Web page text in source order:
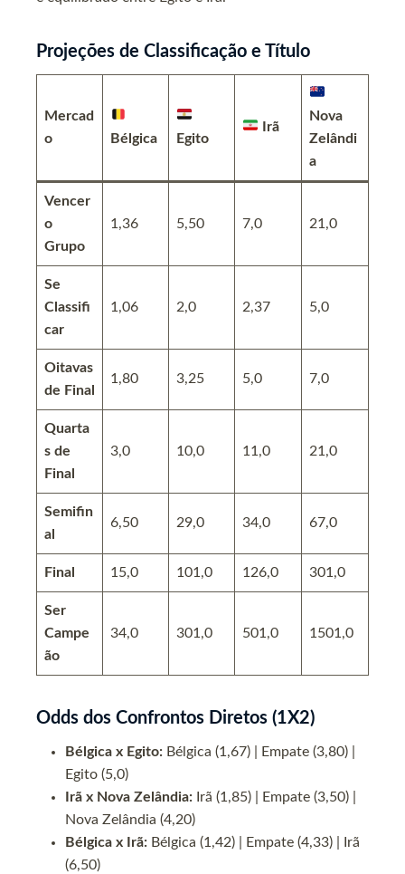
Projeções de Classificação e Título
Mercad
o
Bélgica Egito
Irã
Nova
Zelândi
a
Vencer
o
Grupo
1,36 5,50 7,0 21,0
Se
Classifi
car
1,06 2,0 2,37 5,0
Oitavas
de Final
1,80 3,25 5,0 7,0
Quarta
s de
Final
3,0 10,0 11,0 21,0
Semifin
al
6,50 29,0 34,0 67,0
Final 15,0 101,0 126,0 301,0
Ser
Campe
ão
34,0 301,0 501,0 1501,0
Odds dos Confrontos Diretos (1X2)
Bélgica x Egito: Bélgica (1,67) | Empate (3,80) |
Egito (5,0)
Irã x Nova Zelândia: Irã (1,85) | Empate (3,50) |
Nova Zelândia (4,20)
Bélgica x Irã: Bélgica (1,42) | Empate (4,33) | Irã
(6,50)